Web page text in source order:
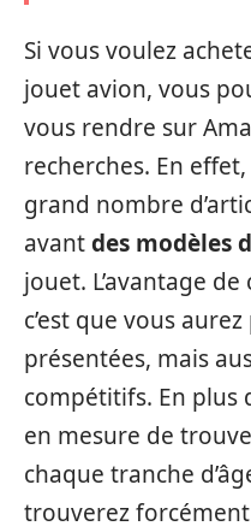
Si vous voulez
jouet avion, vous
vous rendre sur
recherches. En
grand nombre
avantdes modèles
jouet. L’avantage
c’est que vous
présentées, mais
compétitifs. En plus
en mesure de
chaque tranche
trouverez